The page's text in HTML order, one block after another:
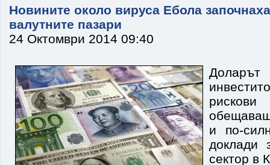
Новините около вируса Ебола
валутните пазари
24 Октомври 2014 09:40
Доларът
и по-
доклади
сектор в